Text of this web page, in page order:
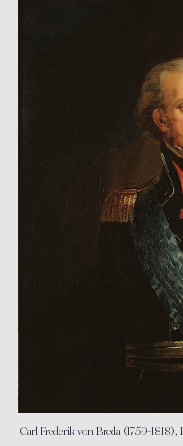
Carl Frederik von Breda (1759-